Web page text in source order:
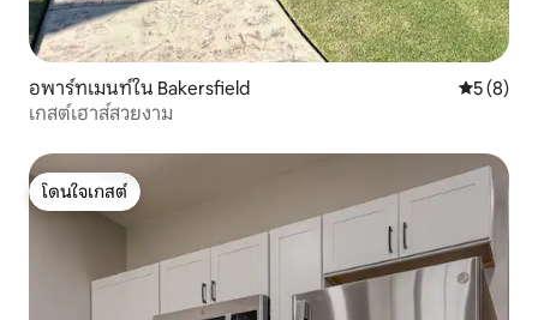
อพาร์ทเมนท์ใน Bakersfield คะแนนเฉ
5 (8)
เกสต์เฮาส์สวยงาม
โดนใจเกสต์
โดนใจเกสต์